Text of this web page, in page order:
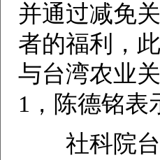
并通过减免
者的福利，
与台湾农业
1，陈德铭表
社科院台